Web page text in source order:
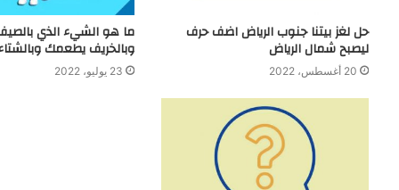
حل لغز بيتنا جنوب الرياض اضف حرف
ليصبح شمال الرياض
20 أغسطس، 2022
ما هو الشيء الذي
وبالخريف يطعمك
23 يوليو، 2022